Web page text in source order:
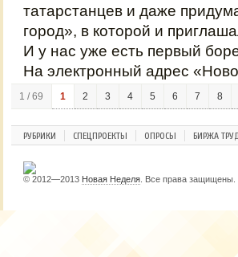
татарстанцев и даже
город», в которой и
И у нас уже есть первый
На электронный адрес
1 / 69 1 2 3 4 5 6 7 8
РУБРИКИ СПЕЦПРОЕКТЫ ОПРОСЫ БИРЖА
© 2012—2013 Новая Неделя . Все права защищены.